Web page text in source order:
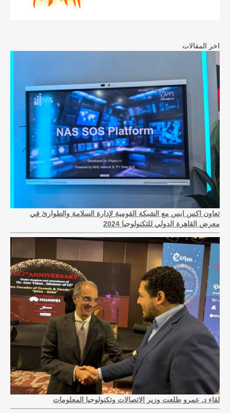
اخر المقالات
تعاون اكس ابس مع الشبكة القومية لإدارة السلامة والطوارئ في
معرض القاهرة الدولي للتكنولوجيا 2024
لقاء د. عمرو طلعت وزير الاتصالات وتكنولوجيا المعلومات